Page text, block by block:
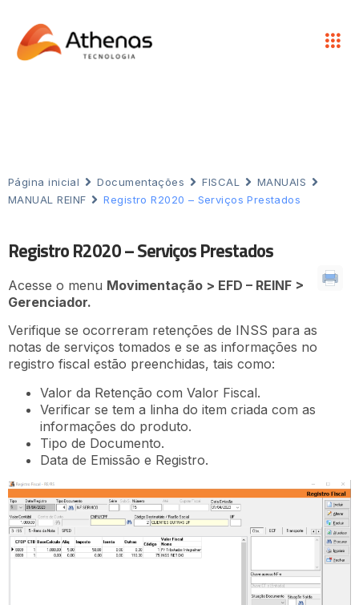
Página inicial Documentações FISCAL
MANUAIS
MANUAL REINF
Registro R2020 – Serviços Prestados
Registro R2020 – Serviços Prestados
Acesse o menu Movimentação > EFD – REINF >
Gerenciador.
Verifique se ocorreram retenções de INSS para as
notas de serviços tomados e se as informações no
registro fiscal estão preenchidas, tais como:
Valor da Retenção com Valor Fiscal.
Verificar se tem a linha do item criada com as
informações do produto.
Tipo de Documento.
Data de Emissão e Registro.